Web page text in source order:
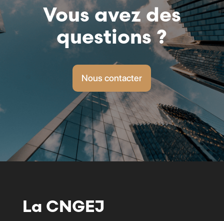
Vous avez des
questions ?
Nous contacter
La CNGEJ